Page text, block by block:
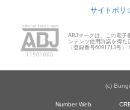
サイトポリ
ABJマークは、この電子
ンテンツ使用許諾を得
（登録番号6091713号）
(c)
Number Web